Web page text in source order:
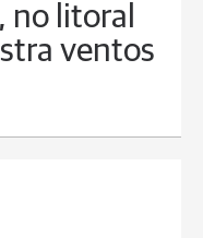
no litoral
ventos